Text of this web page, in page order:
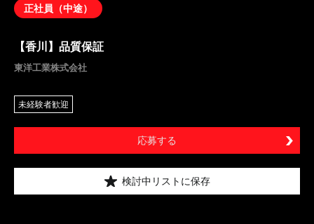
正社員（中途）
【香川】品質保証
東洋工業株式会社
未経験者歓迎
応募する
検討中リストに保存